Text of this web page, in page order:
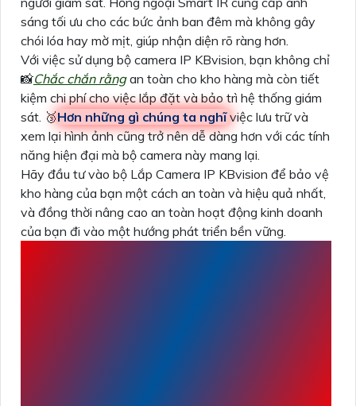
sáng tối ưu cho các bức ảnh ban đêm mà không gây
chói lóa hay mờ mịt, giúp nhận diện rõ ràng hơn.
Với việc sử dụng bộ camera IP KBvision, bạn không chỉ
📸Chắc chắn rằngan toàn cho kho hàng mà còn tiết
kiệm chi phí cho việc lắp đặt và bảo trì hệ thống giám
sát. 🥉Hơn những gì chúng ta nghĩviệc lưu trữ và
xem lại hình ảnh cũng trở nên dễ dàng hơn với các tính
năng hiện đại mà bộ camera này mang lại.
Hãy đầu tư vào bộ Lắp Camera IP KBvision để bảo vệ
kho hàng của bạn một cách an toàn và hiệu quả nhất,
và đồng thời nâng cao an toàn hoạt động kinh doanh
của bạn đi vào một hướng phát triển bền vững.